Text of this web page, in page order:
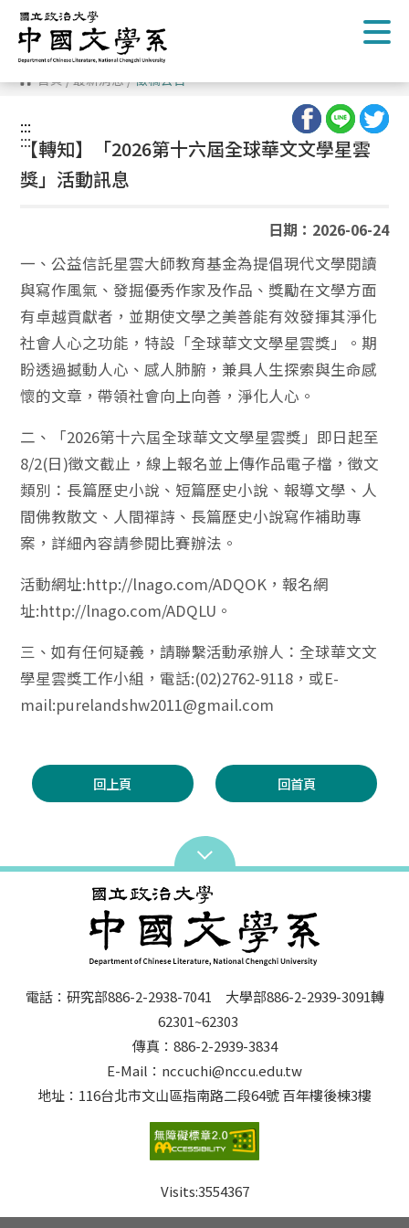
跳
到
主
要
內
容 首頁/最新消息/徵稿公告
:::
:::
【轉知】「2026第十六屆全球華文文學星雲
獎」活動訊息
日期：2026-06-24
一、公益信託星雲大師教育基金為提倡現代文學閱讀
與寫作風氣、發掘優秀作家及作品、獎勵在文學方面
有卓越貢獻者，並期使文學之美善能有效發揮其淨化
社會人心之功能，特設「全球華文文學星雲獎」。期
盼透過撼動人心、感人肺腑，兼具人生探索與生命感
懷的文章，帶領社會向上向善，淨化人心。
二、「2026第十六屆全球華文文學星雲獎」即日起至
8/2(日)徵文截止，線上報名並上傳作品電子檔，徵文
類別：長篇歷史小說、短篇歷史小說、報導文學、人
間佛教散文、人間禪詩、長篇歷史小說寫作補助專
案，詳細內容請參閱比賽辦法。
活動網址:http://lnago.com/ADQOK，報名網
址:http://lnago.com/ADQLU。
三、如有任何疑義，請聯繫活動承辦人：全球華文文
學星雲獎工作小組，電話:(02)2762-9118，或E-
mail:purelandshw2011@gmail.com
回上頁 回首頁
電話：研究部886-2-2938-7041 大學部886-2-2939-3091轉
62301~62303
傳真：886-2-2939-3834
E-Mail：nccuchi@nccu.edu.tw
地址：116台北市文山區指南路二段64號 百年樓後棟3樓
Visits:3554367